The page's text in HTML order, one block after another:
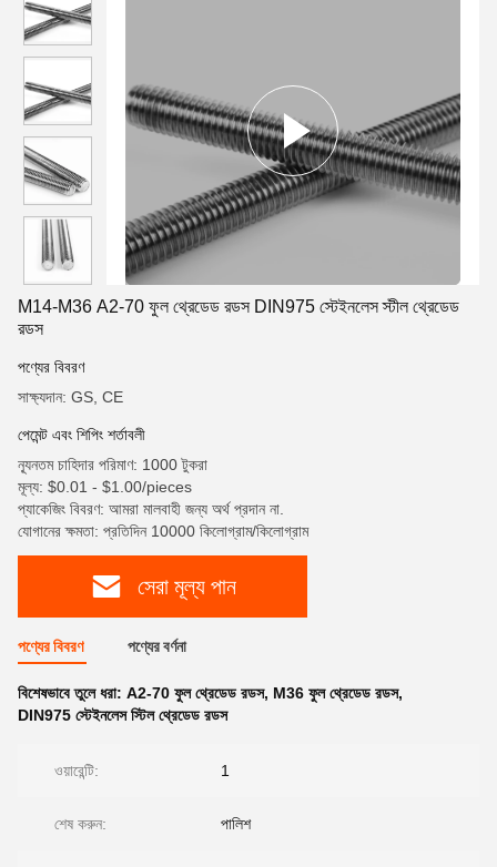
M14-M36 A2-70 ফুল থ্রেডেড রডস DIN975 স্টেইনলেস স্টীল থ্রেডেড
রডস
পণ্যের বিবরণ
সাক্ষ্যদান: GS, CE
পেমেন্ট এবং শিপিং শর্তাবলী
ন্যূনতম চাহিদার পরিমাণ: 1000 টুকরা
মূল্য: $0.01 - $1.00/pieces
প্যাকেজিং বিবরণ: আমরা মালবাহী জন্য অর্থ প্রদান না.
যোগানের ক্ষমতা: প্রতিদিন 10000 কিলোগ্রাম/কিলোগ্রাম
সেরা মূল্য পান
পণ্যের বিবরণ পণ্যের বর্ণনা
বিশেষভাবে তুলে ধরা: A2-70 ফুল থ্রেডেড রডস, M36 ফুল থ্রেডেড রডস,
DIN975 স্টেইনলেস স্টিল থ্রেডেড রডস
ওয়ারেন্টি: 1
শেষ করুন: পালিশ